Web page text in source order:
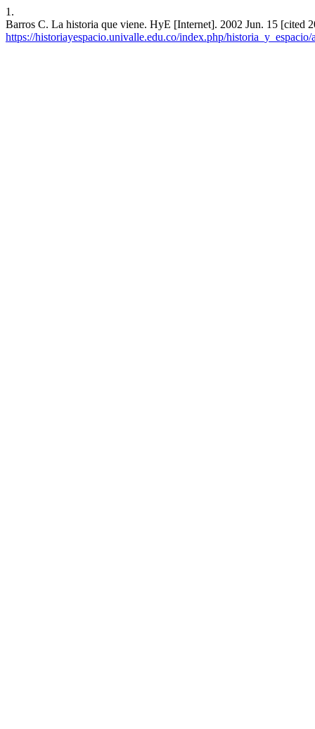
1.
Barros C. La historia que viene. HyE [Internet]. 2002 Jun. 15 [cited
https://historiayespacio.univalle.edu.co/index.php/